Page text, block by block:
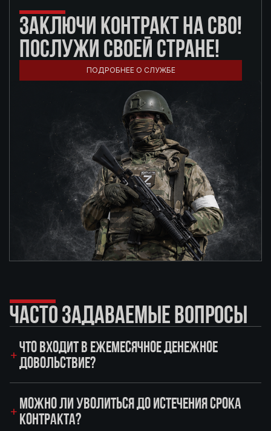
ЗАКЛЮЧИ КОНТРАКТ НА СВО!
ПОСЛУЖИ СВОЕЙ СТРАНЕ!
ПОДРОБНЕЕ О СЛУЖБЕ
ЧАСТО ЗАДАВАЕМЫЕ ВОПРОСЫ
ЧТО ВХОДИТ В ЕЖЕМЕСЯЧНОЕ ДЕНЕЖНОЕ
ДОВОЛЬСТВИЕ?
МОЖНО ЛИ УВОЛИТЬСЯ ДО ИСТЕЧЕНИЯ СРОКА
КОНТРАКТА?